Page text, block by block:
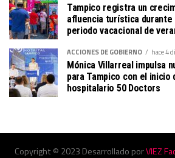
Tampico registra un
afluencia turística
periodo vacacional de
ACCIONES DE GOBIERNO hace 4
Mónica Villarreal impulsa
para Tampico con el inicio
hospitalario 50 Doctors
Copyright © 2023 Desarrollado porVIEZ